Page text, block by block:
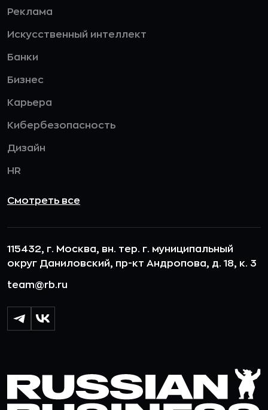
Реклама
Искусственный интеллект
Банки
Бизнес
Карьера
Кибербезопасность
Дизайн
HR
Смотреть все
115432, г. Москва, вн. тер. г. муниципальный
округ Даниловский, пр-кт Андропова, д. 18, к. 3
team@rb.ru